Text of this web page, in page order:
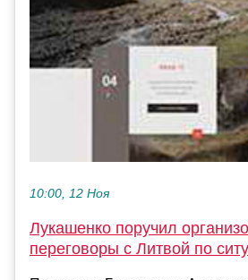
10:00, 12 Ноя
Лукашенко поручил
переговоры с Литвой по